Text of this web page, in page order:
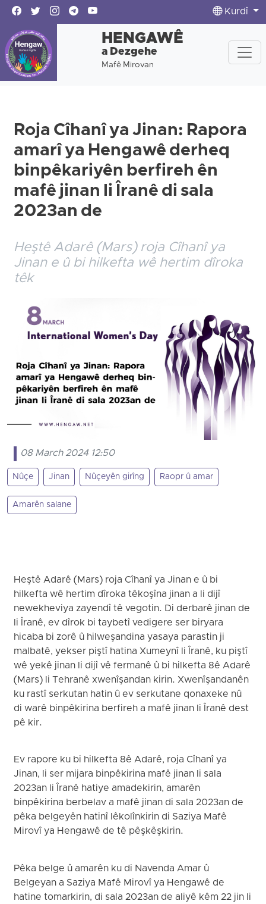
Kurdî
HENGAWÊ
a Dezgehe
Mafê Mirovan
Roja Cîhanî ya Jinan: Rapora
amarî ya Hengawê derheq
binpêkariyên berfireh ên
mafê jinan li Îranê di sala
2023an de
Heştê Adarê (Mars) roja Cîhanî ya
Jinan e û bi hilkefta wê hertim dîroka
têk
08 March 2024 12:50
Nûçe Jinan Nûçeyên girîng Raopr û amar
Amarên salane
Heştê Adarê (Mars) roja Cîhanî ya Jinan e û bi
hilkefta wê hertim dîroka têkoşîna jinan a li dijî
newekheviya zayendî tê vegotin. Di derbarê jinan de
li Îranê, ev dîrok bi taybetî vedigere ser biryara
hicaba bi zorê û hilweşandina yasaya parastin ji
malbatê, yekser piştî hatina Xumeynî li Îranê, ku piştî
wê yekê jinan li dijî vê fermanê û bi hilkefta 8ê Adarê
(Mars) li Tehranê xwenîşandan kirin. Xwenîşandanên
ku rastî serkutan hatin û ev serkutane qonaxeke nû
di warê binpêkirina berfireh a mafê jinan li Îranê dest
pê kir.
Ev rapore ku bi hilkefta 8ê Adarê, roja Cîhanî ya
Jinan, li ser mijara binpêkirina mafê jinan li sala
2023an li Îranê hatiye amadekirin, amarên
binpêkirina berbelav a mafê jinan di sala 2023an de
pêka belgeyên hatinî lêkolînkirin di Saziya Mafê
Mirovî ya Hengawê de tê pêşkêşkirin.
Pêka belge û amarên ku di Navenda Amar û
Belgeyan a Saziya Mafê Mirovî ya Hengawê de
hatine tomarkirin, di sala 2023an de aliyê kêm 22 jin li